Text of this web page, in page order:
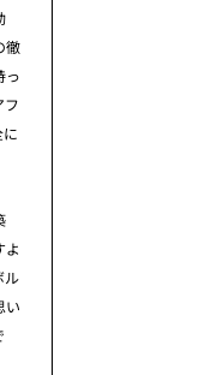
徹
っ
フ
よ
ル
い